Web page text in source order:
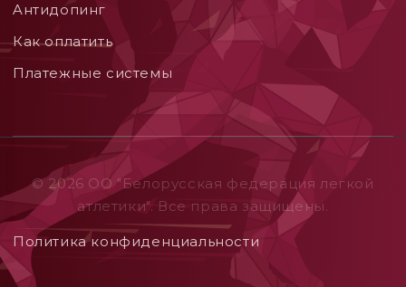
Aнтидопинг
Как оплатить
Платежные системы
© 2026 ОO "Белорусская федерация легкой
атлетики". Все права защищены.
Политика конфиденциальности